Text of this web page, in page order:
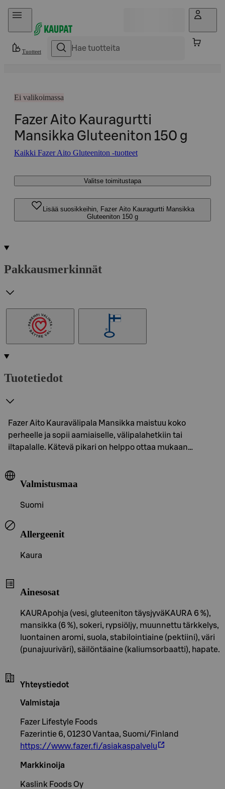
Hyppää sisältöön
Tuotteet
Ei valikoimassa
Fazer Aito Kauragurtti
Mansikka Gluteeniton 150 g
Kaikki Fazer Aito Gluteeniton -tuotteet
Valitse toimitustapa
Lisää suosikkeihin, Fazer Aito Kauragurtti Mansikka
Gluteeniton 150 g
Pakkausmerkinnät
Tuotetiedot
Fazer Aito Kauravälipala Mansikka maistuu koko
perheelle ja sopii aamiaiselle, välipalahetkiin tai
iltapalalle. Kätevä pikari on helppo ottaa mukaan…
Valmistusmaa
Suomi
Allergeenit
Kaura
Ainesosat
KAURApohja (vesi, gluteeniton täysjyväKAURA 6 %),
mansikka (6 %), sokeri, rypsiöljy, muunnettu tärkkelys,
luontainen aromi, suola, stabilointiaine (pektiini), väri
(punajuuriväri), säilöntäaine (kaliumsorbaatti), hapate.
Yhteystiedot
Valmistaja
Fazer Lifestyle Foods
Fazerintie 6, 01230 Vantaa, Suomi/Finland
https://www.fazer.fi/asiakaspalvelu
Markkinoija
Kaslink Foods Oy